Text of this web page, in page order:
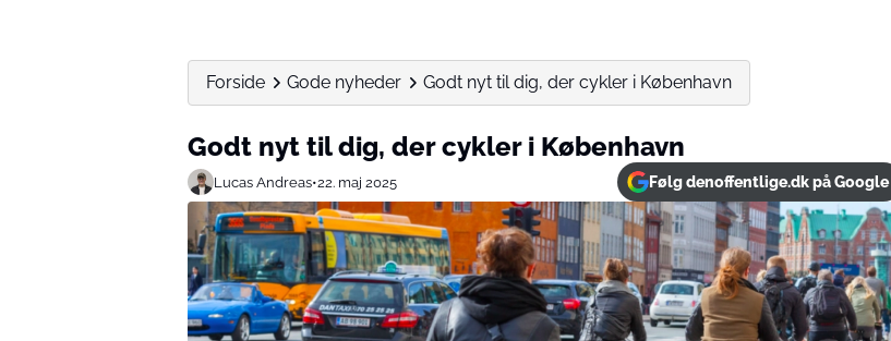
Forside Gode nyheder Godt nyt til dig, der cykler i København
Godt nyt til dig, der cykler i København
Lucas Andreas•22. maj 2025 Følg denoffentlige.dk på Google